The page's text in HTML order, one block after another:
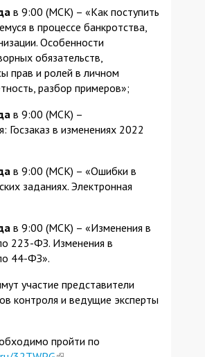
в 9:00 (МСК) – «Как поступить
в процессе банкротства,
Особенности
обязательств,
прав и ролей в личном
разбор примеров»;
в 9:00 (МСК) –
Госзаказ в изменениях 2022
в 9:00 (МСК) – «Ошибки в
заданиях. Электронная
в 9:00 (МСК) – «Изменения в
223-ФЗ. Изменения в
44-ФЗ».
участие представители
контроля и ведущие эксперты
пройти по